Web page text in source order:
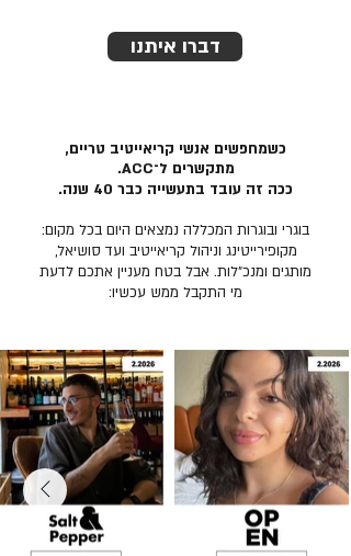
דברו איתנו
כשמחפשים אנשי קריאייטיב טריים,
מתקשרים ל־ACC.
ככה זה עובד בתעשייה כבר 40 שנה.
בוגרי ובוגרות המכללה נמצאים היום בכל מקום:
מקופירייטינג וניהול קריאייטיב ועד סושיאל,
מותגים ומנכ״לות. אבל בטח מעניין אתכם לדעת
מי התקבל ממש עכשיו: